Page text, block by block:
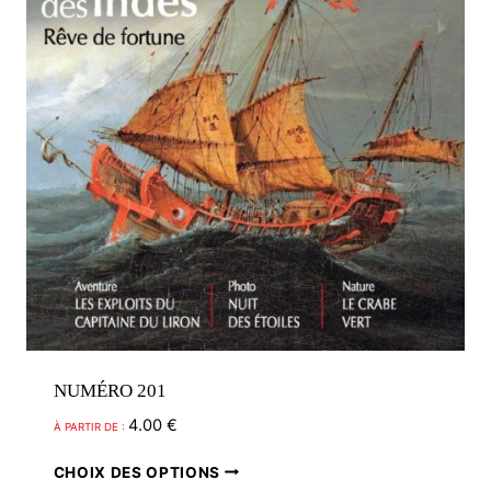
sur
la
page
du
produit
NUMÉRO 201
À PARTIR DE : 4.00 €
CHOIX DES OPTIONS